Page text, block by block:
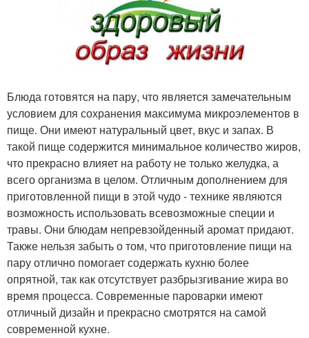
Блюда готовятся на пару, что является замечательным
условием для сохранения максимума микроэлементов в
пище. Они имеют натуральный цвет, вкус и запах. В
такой пище содержится минимальное количество жиров,
что прекрасно влияет на работу не только желудка, а
всего организма в целом. Отличным дополнением для
приготовленной пищи в этой чудо - технике являются
возможность использовать всевозможные специи и
травы. Они блюдам непревзойденный аромат придают.
Также нельзя забыть о том, что приготовление пищи на
пару отлично помогает содержать кухню более
опрятной, так как отсутствует разбрызгивание жира во
время процесса. Современные пароварки имеют
отличный дизайн и прекрасно смотрятся на самой
современной кухне.